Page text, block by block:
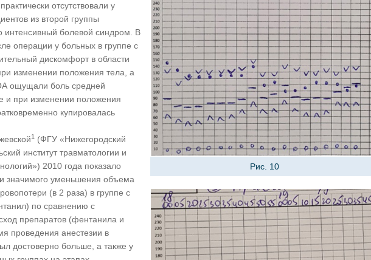
отсутствовали у
из второй группы
интенсивный болевой синдром. В
операции у больных в группе с
дискомфорт в области
изменении положения тела, а
ощущали боль средней
и при изменении положения
купировалась
1 (ФГУ «Нижегородский
институт травматологии и
2010 года показало
значимого уменьшения объема
(в 2 раза) в группе с
по сравнению с
препаратов (фентанила и
проведения анестезии в
достоверно больше, а также у
Рис. 10